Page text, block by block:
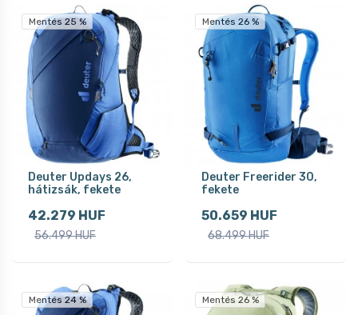
Mentés 25 %
Deuter Updays 26,
hátizsák, fekete
42.279 HUF
56.499 HUF
Mentés 26 %
Deuter Freerider 30,
fekete
50.659 HUF
68.499 HUF
Mentés 24 % Mentés 26 %